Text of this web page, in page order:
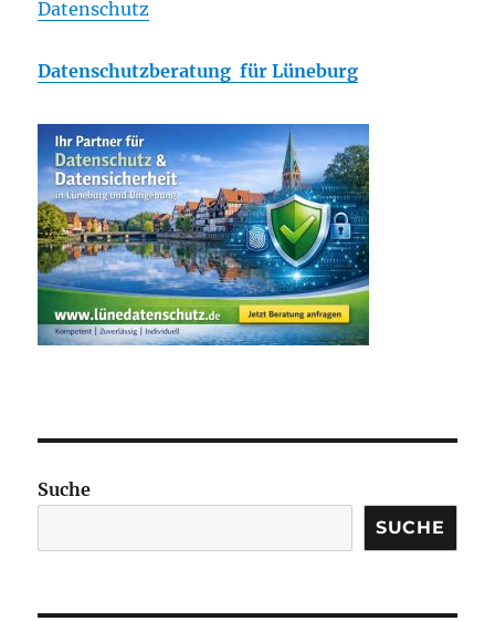
Datenschutz
Datenschutzberatung für Lüneburg
Suche
SUCHE